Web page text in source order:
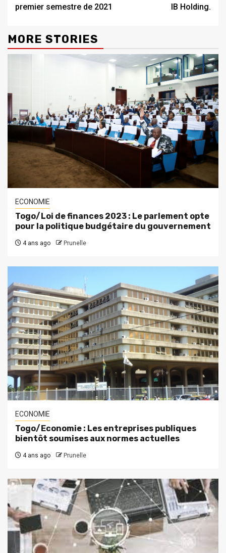
premier semestre de 2021
IB Holding.
MORE STORIES
ECONOMIE
Togo/Loi de finances 2023 : Le parlement opte
pour la politique budgétaire du gouvernement
4 ans ago Prunelle
ECONOMIE
Togo/Economie : Les entreprises publiques
bientôt soumises aux normes actuelles
4 ans ago Prunelle